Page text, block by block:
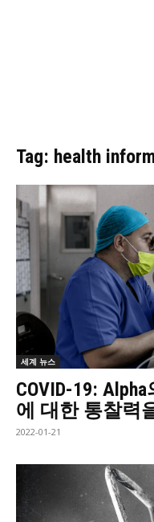
Tag: health
세계 뉴스
COVID-19:
에 대한 통찰력
2022-01-21